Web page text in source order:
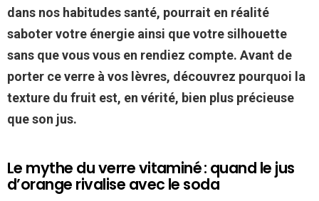
dans nos habitudes santé, pourrait en réalité
saboter votre énergie ainsi que votre silhouette
sans que vous vous en rendiez compte. Avant de
porter ce verre à vos lèvres, découvrez pourquoi la
texture du fruit est, en vérité, bien plus précieuse
que son jus.
Le mythe du verre vitaminé : quand le jus
d’orange rivalise avec le soda